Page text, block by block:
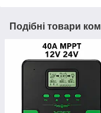
Подібні товари